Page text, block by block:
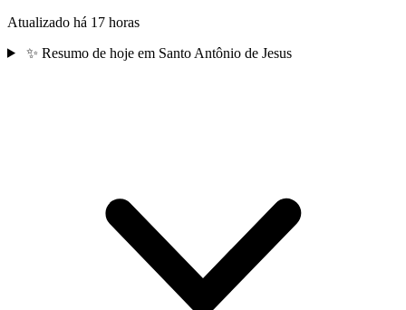
Atualizado há 17 horas
✨ Resumo de hoje em Santo Antônio de Jesus